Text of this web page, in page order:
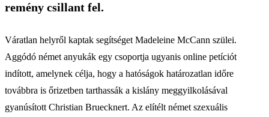
remény csillant fel.
Váratlan helyről kaptak segítséget Madeleine McCann szülei.
Aggódó német anyukák egy csoportja ugyanis online petíciót
indított, amelynek célja, hogy a hatóságok határozatlan időre
továbbra is őrizetben tarthassák a kislány meggyilkolásával
gyanúsított Christian Bruecknert. Az elítélt német szexuális